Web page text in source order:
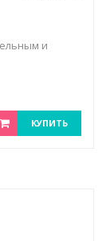
и
КУПИТЬ